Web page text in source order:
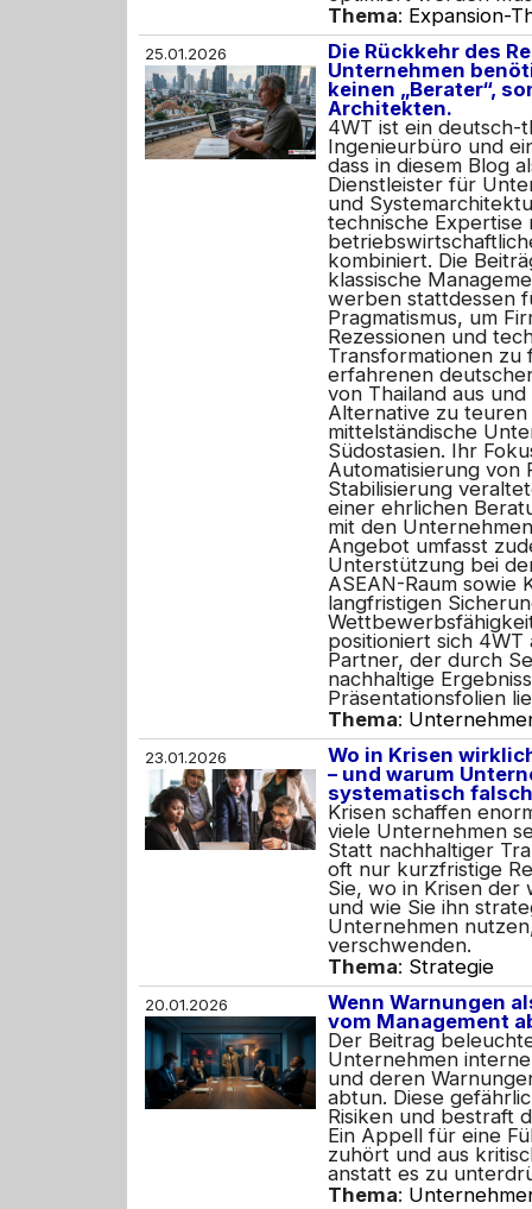
Thema: Expansion-
25.01.2026
Die Rückkehr des
Unternehmen
keinen „Berater“,
Architekten.
4WT ist ein deutsch-
Ingenieurbüro und
dass in diesem Blog
Dienstleister für
und
technische Expertise
kombiniert. Die
klassische
werben stattdessen
Pragmatismus, um
Rezessionen und
Transformationen zu
erfahrenen
von Thailand aus
Alternative zu
mittelständische
Südostasien. Ihr
Automatisierung von
Stabilisierung
einer ehrlichen
mit den
Angebot umfasst
Unterstützung bei
ASEAN-Raum sowie
langfristigen
positioniert sich
Partner, der durch
nachhaltige
Präsentationsfolien
Thema:
23.01.2026
Wo in Krisen
– und warum
systematisch
Krisen schaffen
viele Unternehmen
Statt nachhaltiger
oft nur kurzfristige
Sie, wo in Krisen
und wie Sie ihn
Unternehmen
verschwenden.
Thema: Strategie
20.01.2026
Wenn Warnungen
vom Management
Der Beitrag
Unternehmen
und deren
abtun. Diese
Risiken und bestraft
Ein Appell für eine
zuhört und aus
anstatt es zu
Thema: